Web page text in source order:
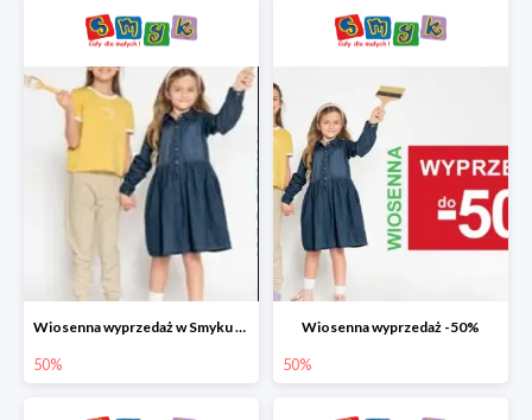
Wiosenna wyprzedaż w Smyku do -50%
50%
Wiosenna wyprzedaż -50%
50%